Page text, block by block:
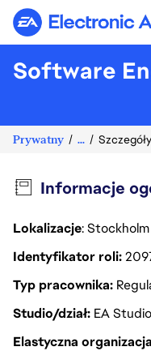
Software
Prywatny ...
Informacje
Lokalizacje:
Identyfikator roli
Typ pracownika
Studio/dział EA
Elastyczna